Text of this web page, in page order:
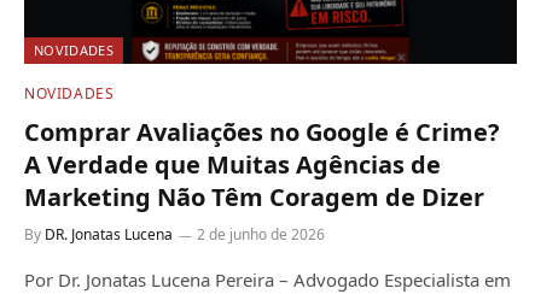
NOVIDADES
NOVIDADES
Comprar Avaliações no Google é Crime?
A Verdade que Muitas Agências de
Marketing Não Têm Coragem de Dizer
By DR. Jonatas Lucena 2 de junho de 2026
Por Dr. Jonatas Lucena Pereira – Advogado Especialista em